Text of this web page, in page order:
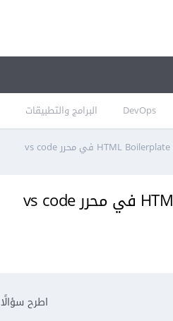
DevOps البرامج والتطبيقات
اطرح سؤالًا